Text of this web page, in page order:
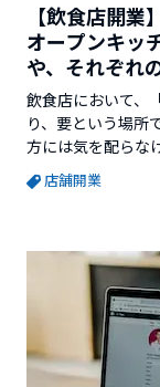
【飲食店開
オープンキッ
や、それぞれ
説
飲食店において、
り、要という場所
方には気を配らな
「厨房の形」の違
いて解説していき
Venture Support
店舗開業